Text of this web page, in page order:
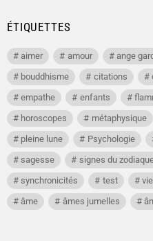
ÉTIQUETTES
aimer amour ange
bouddhisme
citations
empathe
enfants
horoscopes
métaphysique
pleine lune
Psychologie
sagesse
signes du
synchronicités
test
âme
âmes jumelles